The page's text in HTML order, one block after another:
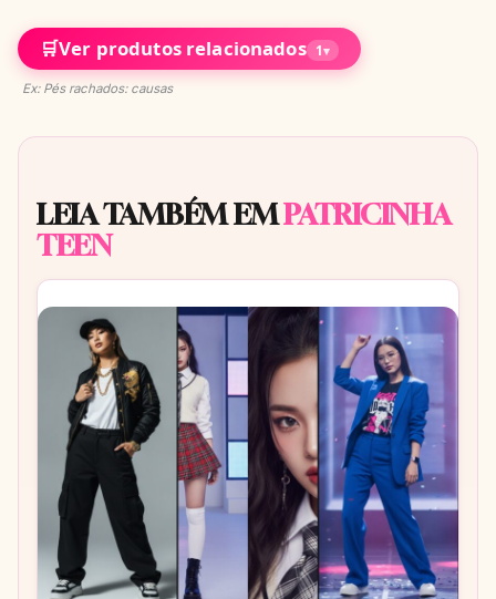
🛒Ver produtos relacionados 1▾
Ex: Pés rachados: causas
LEIA TAMBÉM EMPATRICINHA
TEEN